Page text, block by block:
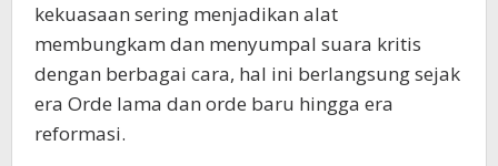
kekuasaan sering menjadikan alat
membungkam dan menyumpal suara kritis
dengan berbagai cara, hal ini berlangsung sejak
era Orde lama dan orde baru hingga era
reformasi.